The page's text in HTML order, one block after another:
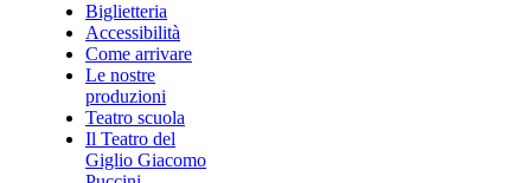
Biglietteria
Accessibilità
Come arrivare
Le nostre
produzioni
Teatro scuola
Il Teatro del
Giglio Giacomo